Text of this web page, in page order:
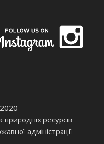
природніх ресурсів
адміністрації